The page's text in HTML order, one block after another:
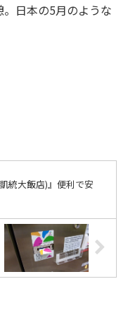
日本の5月のような
統大飯店)』便利で安